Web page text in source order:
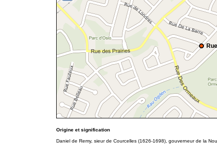
Origine et signification
Daniel de Remy, sieur de Courcelles (1626-1698), gouverneur de la